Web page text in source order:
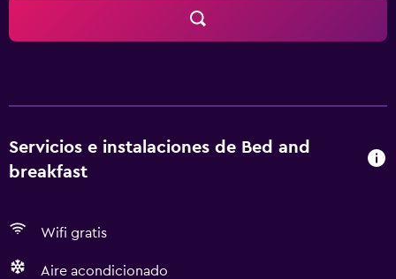
Servicios e instalaciones de Bed and
breakfast
Wifi gratis
Aire acondicionado